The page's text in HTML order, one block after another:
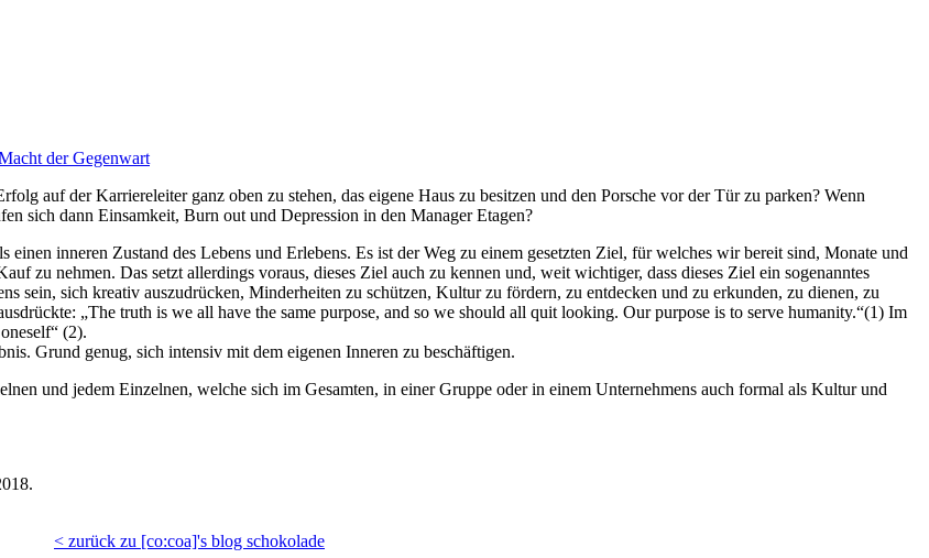
der Gegenwart
auf der Karriereleiter ganz oben zu stehen, das eigene Haus zu besitzen und den Porsche vor der Tür zu parken? Wenn
sich dann Einsamkeit, Burn out und Depression in den Manager Etagen?
inneren Zustand des Lebens und Erlebens. Es ist der Weg zu einem gesetzten Ziel, für welches wir bereit sind, Monate und
zu nehmen. Das setzt allerdings voraus, dieses Ziel auch zu kennen und, weit wichtiger, dass dieses Ziel ein sogenanntes
sein, sich kreativ auszudrücken, Minderheiten zu schützen, Kultur zu fördern, zu entdecken und zu erkunden, zu dienen, zu
„The truth is we all have the same purpose, and so we should all quit looking. Our purpose is to serve humanity.“(1) Im
(2).
Grund genug, sich intensiv mit dem eigenen Inneren zu beschäftigen.
und jedem Einzelnen, welche sich im Gesamten, in einer Gruppe oder in einem Unternehmens auch formal als Kultur und
< zurück zu [co:coa]'s blog schokolade